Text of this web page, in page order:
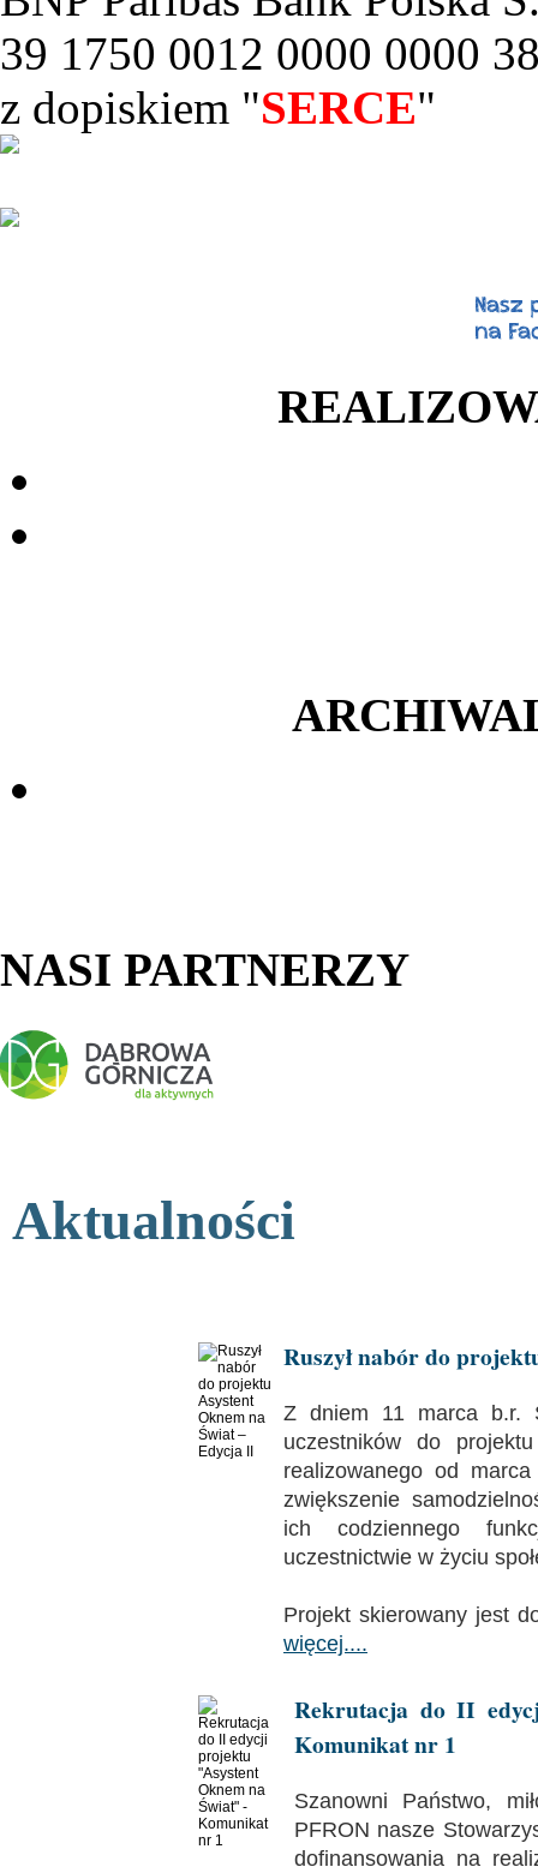
39 1750 0012 0000 0000
z dopiskiem "SERCE"
NASI PARTNERZY
Aktualności
Ruszył nabór do
Z dniem 11 marca b.r.
uczestników do
realizowanego od
zwiększenie
ich codziennego
uczestnictwie w życiu
Projekt skierowany jest
więcej....
Rekrutacja do II
Komunikat nr 1
Szanowni Państwo,
PFRON nasze
dofinansowania na